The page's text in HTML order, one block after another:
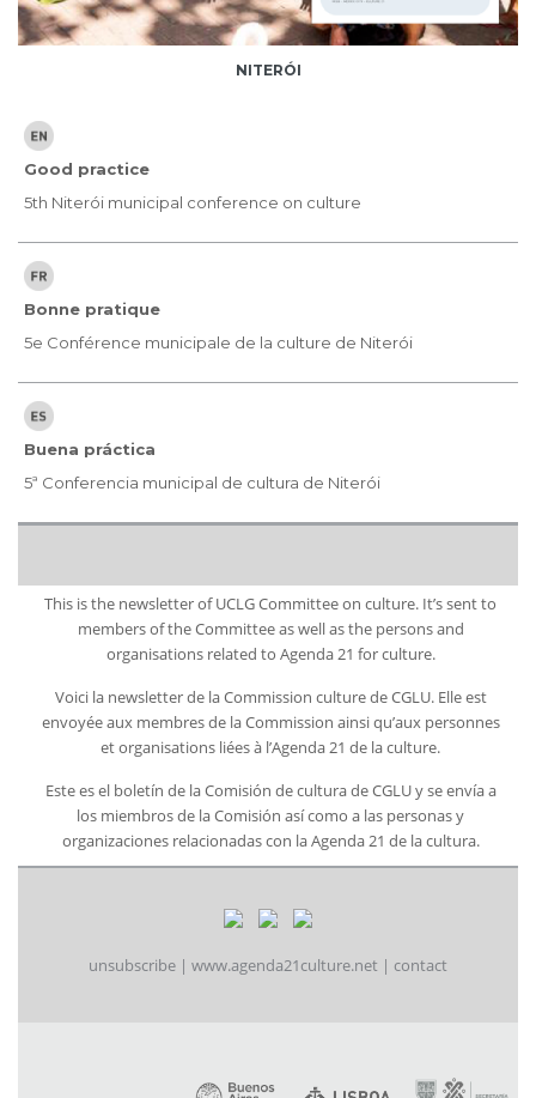
NITERÓI
Good practice
5th Niterói municipal conference on culture
Bonne pratique
5e Conférence municipale de la culture de Niterói
Buena práctica
5ª Conferencia municipal de cultura de Niterói
This is the newsletter of UCLG Committee on culture. It’s sent to
members of the Committee as well as the persons and
organisations related to Agenda 21 for culture.
Voici la newsletter de la Commission culture de CGLU. Elle est
envoyée aux membres de la Commission ainsi qu’aux personnes
et organisations liées à l’Agenda 21 de la culture.
Este es el boletín de la Comisión de cultura de CGLU y se envía a
los miembros de la Comisión así como a las personas y
organizaciones relacionadas con la Agenda 21 de la cultura.
unsubscribe | www.agenda21culture.net | contact